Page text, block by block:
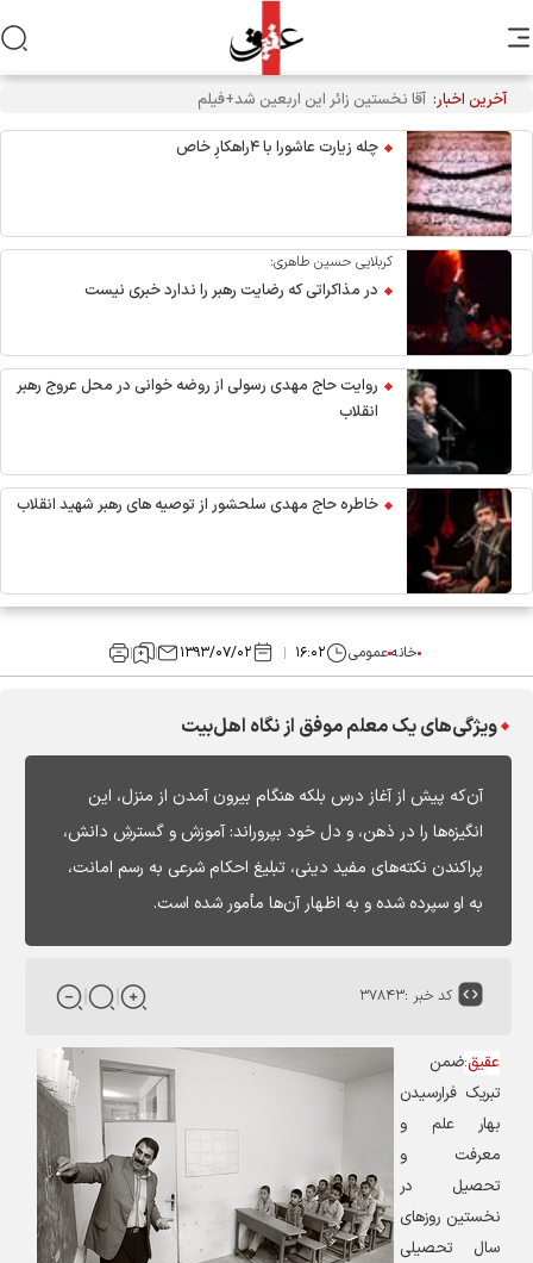
آخرین اخبار: تکذیب نقل قول منتسب به رهبر انقلاب از سوی دفتر معظم‌له
چله زیارت عاشورا با ۴راهکارِ خاص
کربلایی حسین طاهری:
در مذاکراتی که رضایت رهبر را ندارد خبری نیست
روایت حاج مهدی رسولی از روضه خوانی در محل عروج رهبر
انقلاب
خاطره حاج مهدی سلحشور از توصیه های رهبر شهید انقلاب
خانهعمومی ۱۶:۰۲ ۱۳۹۳/۰۷/۰۲
ویژگی‌های یک معلم موفق از نگاه اهل‌بیت
آن‌که پیش از آغاز درس بلکه هنگام بیرون آمدن از منزل، این
انگیزه‌ها را در ذهن، و دل خود بپروراند: آموزش و گسترشِ دانش،
پراکندن نکته‌های مفید دینی، تبلیغ احکام شرعی به رسم امانت،
به او سپرده شده و به اظهار آن‌ها مأمور شده است.
کد خبر :۳۷۸۴۳
عقیق:ضمن
تبریک فرارسیدن
بهار علم و
معرفت و
تحصیل در
نخستین روزهای
سال تحصیلی